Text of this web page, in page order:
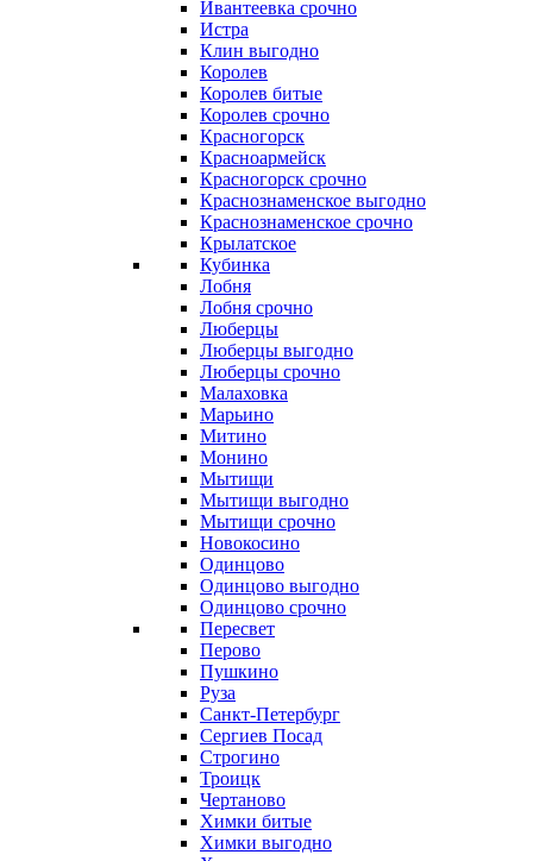
Ивантеевка срочно
Истра
Клин выгодно
Королев
Королев битые
Королев срочно
Красногорск
Красноармейск
Красногорск срочно
Краснознаменское выгодно
Краснознаменское срочно
Крылатское
Кубинка
Лобня
Лобня срочно
Люберцы
Люберцы выгодно
Люберцы срочно
Малаховка
Марьино
Митино
Монино
Мытищи
Мытищи выгодно
Мытищи срочно
Новокосино
Одинцово
Одинцово выгодно
Одинцово срочно
Пересвет
Перово
Пушкино
Руза
Санкт-Петербург
Сергиев Посад
Строгино
Троицк
Чертаново
Химки битые
Химки выгодно